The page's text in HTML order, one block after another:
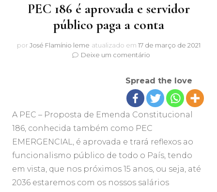
PEC 186 é aprovada e servidor
público paga a conta
por José Flamínio leme atualizado em 17 de março de 2021
Deixe um comentárioem
é
aprovada
e
servidor
paga
a
conta
Spread the love
A PEC – Proposta de Emenda Constitucional
186, conhecida também como PEC
EMERGENCIAL, é aprovada e trará reflexos ao
funcionalismo público de todo o País, tendo
em vista, que nos próximos 15 anos, ou seja, até
2036 estaremos com os nossos salários